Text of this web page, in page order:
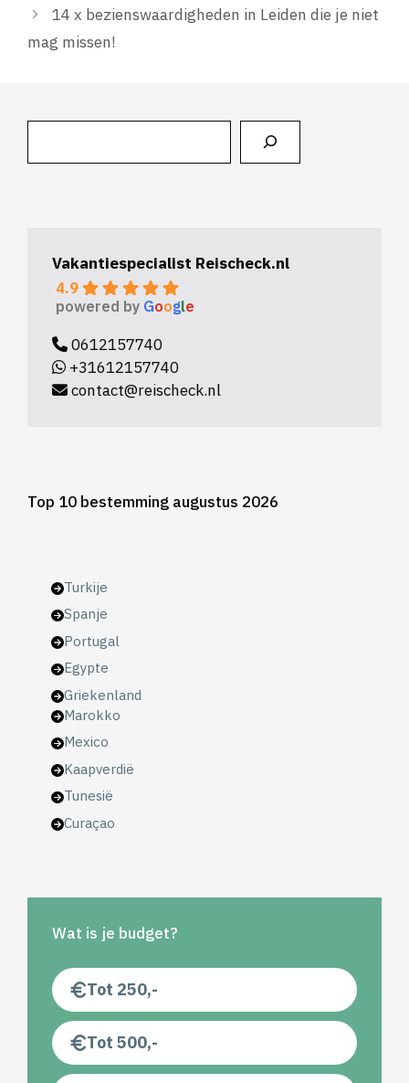
14 x bezienswaardigheden in Leiden die je niet
mag missen!
Vakantiespecialist Reischeck.nl
4.9
powered by Google
0612157740
+31612157740
contact@reischeck.nl
Top 10 bestemming augustus 2026
Turkije
Spanje
Portugal
Egypte
Griekenland
Marokko
Mexico
Kaapverdië
Tunesië
Curaçao
Wat is je budget?
Tot 250,-
Tot 500,-